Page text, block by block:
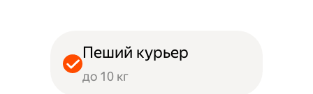
Пеший курьер
до 10 кг